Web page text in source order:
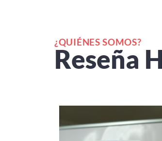
¿QUIÉNES SOMOS?
Reseña